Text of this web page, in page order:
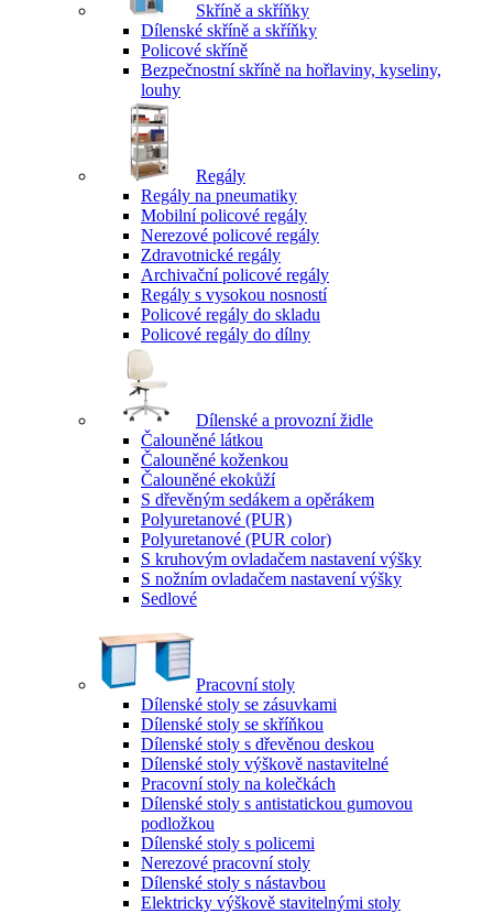
Skříně a skříňky
Dílenské skříně a skříňky
Policové skříně
Bezpečnostní skříně na hořlaviny, kyseliny,
louhy
Regály
Regály na pneumatiky
Mobilní policové regály
Nerezové policové regály
Zdravotnické regály
Archivační policové regály
Regály s vysokou nosností
Policové regály do skladu
Policové regály do dílny
Dílenské a provozní židle
Čalouněné látkou
Čalouněné koženkou
Čalouněné ekokůží
S dřevěným sedákem a opěrákem
Polyuretanové (PUR)
Polyuretanové (PUR color)
S kruhovým ovladačem nastavení výšky
S nožním ovladačem nastavení výšky
Sedlové
Pracovní stoly
Dílenské stoly se zásuvkami
Dílenské stoly se skříňkou
Dílenské stoly s dřevěnou deskou
Dílenské stoly výškově nastavitelné
Pracovní stoly na kolečkách
Dílenské stoly s antistatickou gumovou
podložkou
Dílenské stoly s policemi
Nerezové pracovní stoly
Dílenské stoly s nástavbou
Elektricky výškově stavitelnými stoly